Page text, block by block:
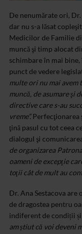
De nenumărate ori,
dar nu s-a lăsat
Medicilor de Familie
muncă şi timp alocat
schimbare în mai
punct de vedere
multe ori nu mai avem
muncă, de asumare şi
directive care s-au
vreme”.Perfecţionarea
ţină pasul cu tot ceea
dialogul şi
de organizarea
oameni de excepţie
toţii cât de mult au
Dr. Ana Sestacova are
de dragostea pentru
indiferent de condiții
am știut că voi deveni